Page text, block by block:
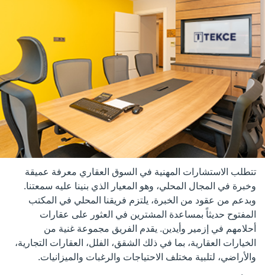
تتطلب الاستشارات المهنية في السوق العقاري معرفة عميقة
وخبرة في المجال المحلي، وهو المعيار الذي بنينا عليه سمعتنا.
وبدعم من عقود من الخبرة، يلتزم فريقنا المحلي في المكتب
المفتوح حديثاً بمساعدة المشترين في العثور على عقارات
أحلامهم في إزمير وأيدين. يقدم الفريق مجموعة غنية من
الخيارات العقارية، بما في ذلك الشقق، الفلل، العقارات التجارية،
والأراضي، لتلبية مختلف الاحتياجات والرغبات والميزانيات.